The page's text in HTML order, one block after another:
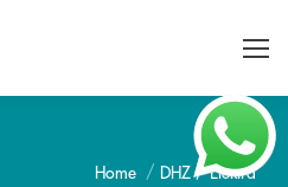
Je bent hier:
Home
DHZ / Elektra